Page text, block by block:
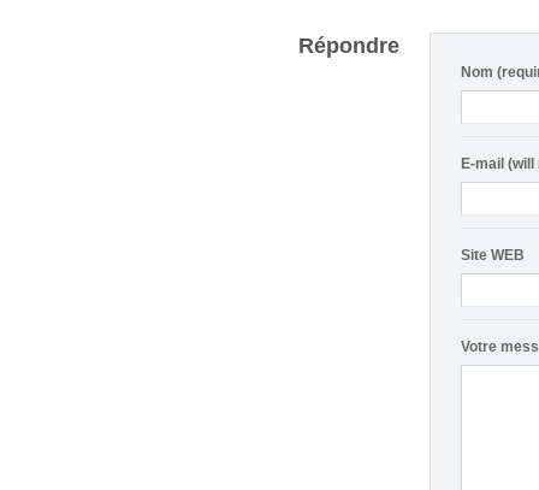
Répondre
Nom
E-mail
Site WEB
Votre